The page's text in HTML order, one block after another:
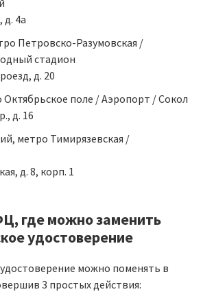
д. 4а
Петровско-Разумовская /
стадион
д. 20
Октябрьское поле / Аэропорт / Сокол
д. 16
метро Тимирязевская /
д. 8, корп. 1
где можно заменить
удостоверение
можно поменять в
3 простых действия: